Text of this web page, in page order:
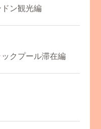
ン観光編
クプール滞在編